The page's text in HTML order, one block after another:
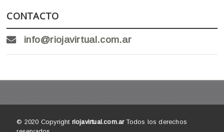
CONTACTO
info@riojavirtual.com.ar
© 2020 Copyright riojavirtual.com.arTodos los derechos